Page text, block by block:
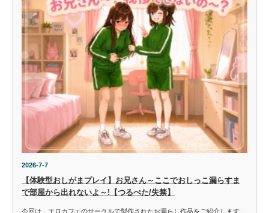
2026-7-7
【体験型おしがまプレイ】お兄さん～ここでおしっこ漏らすま
で部屋から出れないよ～!【つるぺた/失禁】
今回は エロカフェのサークルで製作されたお漏らし作品をご紹介します。